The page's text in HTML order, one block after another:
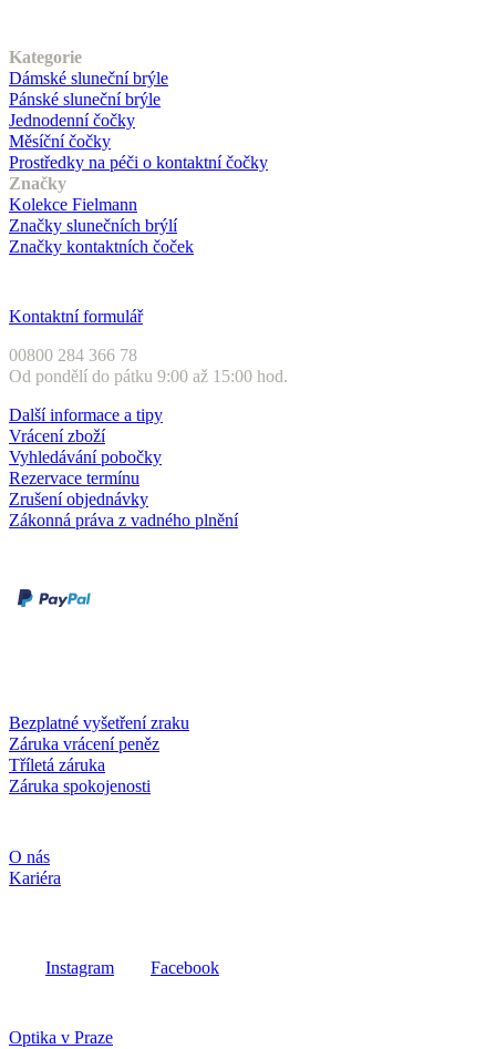
Kategorie
Dámské sluneční brýle
Pánské sluneční brýle
Jednodenní čočky
Měsíční čočky
Prostředky na péči o kontaktní čočky
Značky
Kolekce Fielmann
Značky slunečních brýlí
Značky kontaktních čoček
Kontaktní formulář
00800 284 366 78
Od pondělí do pátku 9:00 až 15:00 hod.
Další informace a tipy
Vrácení zboží
Vyhledávání pobočky
Rezervace termínu
Zrušení objednávky
Zákonná práva z vadného plnění
Bezplatné vyšetření zraku
Záruka vrácení peněz
Tříletá záruka
Záruka spokojenosti
O nás
Kariéra
Instagram Facebook
Optika v Praze